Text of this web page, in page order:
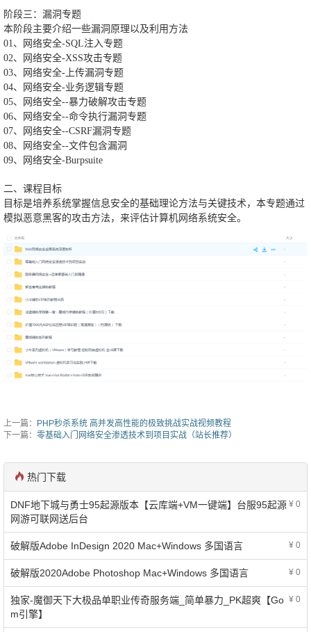
阶段三：漏洞专题
本阶段主要介绍一些漏洞原理以及利用方法
01、网络安全-SQL注入专题
02、网络安全-XSS攻击专题
03、网络安全-上传漏洞专题
04、网络安全-业务逻辑专题
05、网络安全--暴力破解攻击专题
06、网络安全--命令执行漏洞专题
07、网络安全--CSRF漏洞专题
08、网络安全--文件包含漏洞
09、网络安全-Burpsuite
二、课程目标
目标是培养系统掌握信息安全的基础理论方法与关键技术，本专题通过
模拟恶意黑客的攻击方法，来评估计算机网络系统安全。
上一篇： PHP秒杀系统 高并发高性能的极致挑战实战视频教程
下一篇： 零基础入门网络安全渗透技术到项目实战（站长推荐）
热门下载
¥ 0
DNF地下城与勇士95起源版本【云库端+VM一键端】台服95起源
网游可联网送后台
¥ 0
破解版Adobe InDesign 2020 Mac+Windows 多国语言
¥ 0
破解版2020Adobe Photoshop Mac+Windows 多国语言
¥ 0
独家-魔御天下大极品单职业传奇服务端_简单暴力_PK超爽【Go
m引擎】